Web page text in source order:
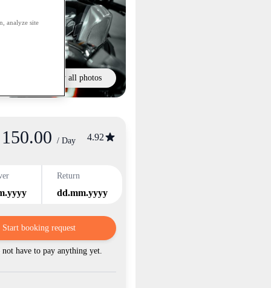
Show all photos
/ Day 4.92
Return
dd.mm.yyyy
Start booking request
not have to pay anything yet.
analyze site